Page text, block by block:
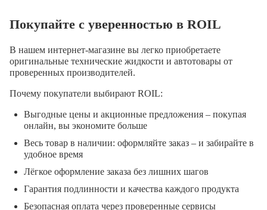
Покупайте с уверенностью в ROIL
В нашем интернет-магазине вы легко приобретаете
оригинальные технические жидкости и автотовары от
проверенных производителей.
Почему покупатели выбирают ROIL:
Выгодные цены и акционные предложения – покупая
онлайн, вы экономите больше
Весь товар в наличии: оформляйте заказ – и забирайте в
удобное время
Лёгкое оформление заказа без лишних шагов
Гарантия подлинности и качества каждого продукта
Безопасная оплата через проверенные сервисы